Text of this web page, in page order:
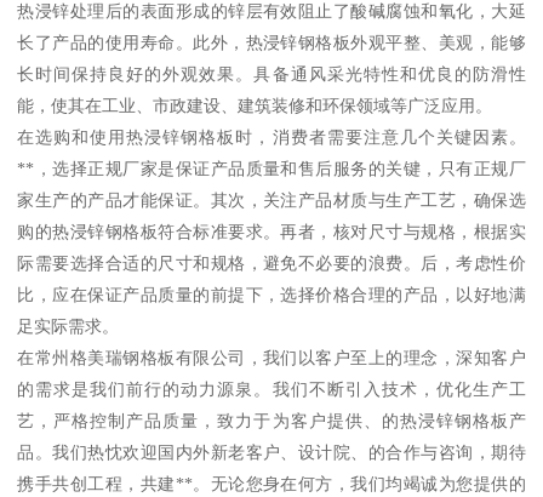
热浸锌处理后的表面形成的锌层有效阻止了酸碱腐蚀和氧化，大延
长了产品的使用寿命。此外，热浸锌钢格板外观平整、美观，能够
长时间保持良好的外观效果。具备通风采光特性和优良的防滑性
能，使其在工业、市政建设、建筑装修和环保领域等广泛应用。
在选购和使用热浸锌钢格板时，消费者需要注意几个关键因素。
**，选择正规厂家是保证产品质量和售后服务的关键，只有正规厂
家生产的产品才能保证。其次，关注产品材质与生产工艺，确保选
购的热浸锌钢格板符合标准要求。再者，核对尺寸与规格，根据实
际需要选择合适的尺寸和规格，避免不必要的浪费。后，考虑性价
比，应在保证产品质量的前提下，选择价格合理的产品，以好地满
足实际需求。
在常州格美瑞钢格板有限公司，我们以客户至上的理念，深知客户
的需求是我们前行的动力源泉。我们不断引入技术，优化生产工
艺，严格控制产品质量，致力于为客户提供、的热浸锌钢格板产
品。我们热忱欢迎国内外新老客户、设计院、的合作与咨询，期待
携手共创工程，共建**。无论您身在何方，我们均竭诚为您提供的